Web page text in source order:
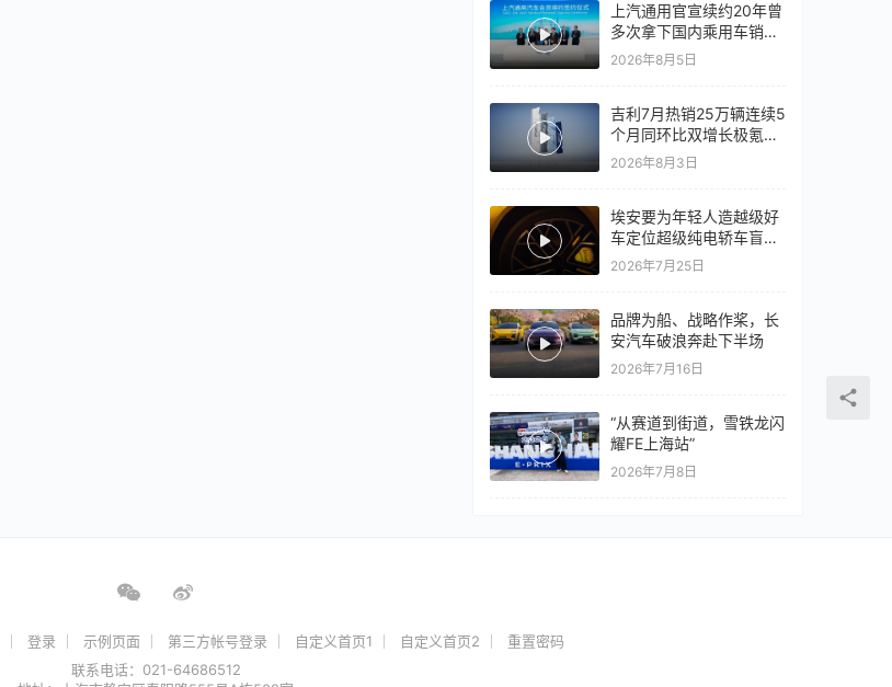
上汽通用官宣续约20年曾
多次拿下国内乘用车销冠
竞争激烈，上汽通用有信
2026年8月5日
吉利7月热销25万辆连续5
个月同环比双增长极氪销
量同比翻倍，出口再破10
2026年8月3日
埃安要为年轻人造越级好
车定位超级纯电轿车盲猜
18万以上
2026年7月25日
品牌为船、战略作桨，长
安汽车破浪奔赴下半场
2026年7月16日
“从赛道到街道，雪铁龙闪
耀FE上海站”
2026年7月8日
登录 示例页面 第三方帐号登录 自定义首页1 自定义首页2
重置密码
联系电话：021-64686512